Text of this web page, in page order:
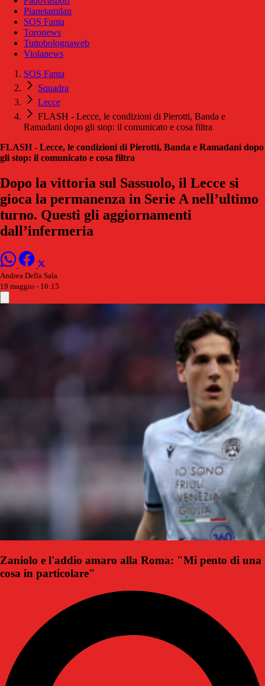
Pianetamilan
SOS Fanta
Toronews
Tuttobolognaweb
Violanews
SOS Fanta
Squadra
Lecce
FLASH - Lecce, le condizioni di Pierotti, Banda e
Ramadani dopo gli stop: il comunicato e cosa filtra
FLASH - Lecce, le condizioni di Pierotti, Banda e Ramadani dopo
gli stop: il comunicato e cosa filtra
Dopo la vittoria sul Sassuolo, il Lecce si
gioca la permanenza in Serie A nell’ultimo
turno. Questi gli aggiornamenti
dall’infermeria
Andrea Della Sala
19 maggio - 16:15
Zaniolo e l'addio amaro alla Roma: "Mi pento di una
cosa in particolare"